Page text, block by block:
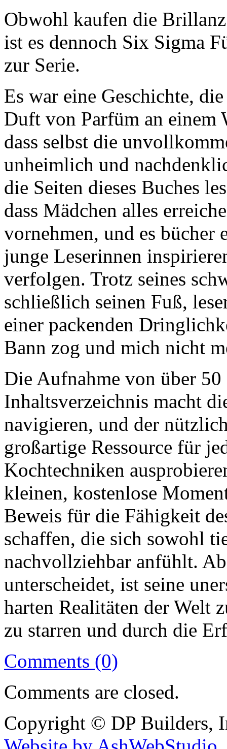
Obwohl kaufen die
ist es dennoch Six Sigma
zur Serie.
Es war eine Geschichte,
Duft von Parfüm an einem
dass selbst die
unheimlich und
die Seiten dieses Buches
dass Mädchen alles
vornehmen, und es bücher
junge Leserinnen
verfolgen. Trotz seines
schließlich seinen Fuß,
einer packenden
Bann zog und mich nicht
Die Aufnahme von über
Inhaltsverzeichnis macht
navigieren, und der
großartige Ressource für
Kochtechniken
kleinen, kostenlose
Beweis für die Fähigkeit
schaffen, die sich sowohl
nachvollziehbar anfühlt.
unterscheidet, ist seine
harten Realitäten der Welt
zu starren und durch die
Comments (0)
Comments are closed.
Copyright © DP Builders,